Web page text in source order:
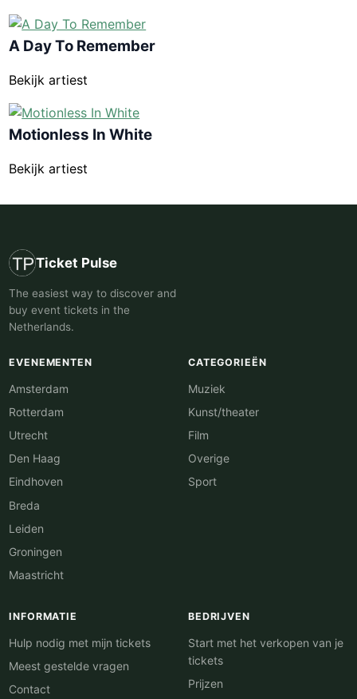
A Day To Remember
Bekijk artiest
Motionless In White
Bekijk artiest
Ticket Pulse
The easiest way to discover and
buy event tickets in the
Netherlands.
EVENEMENTEN
Amsterdam
Rotterdam
Utrecht
Den Haag
Eindhoven
Breda
Leiden
Groningen
Maastricht
CATEGORIEËN
Muziek
Kunst/theater
Film
Overige
Sport
INFORMATIE
Hulp nodig met mijn tickets
Meest gestelde vragen
Contact
BEDRIJVEN
Start met het verkopen van je
tickets
Prijzen